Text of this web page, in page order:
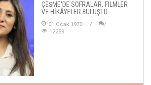
ÇEŞME'DE SOFRALAR, FİLMLER
VE HİKÂYELER BULUŞTU
01 Ocak 1970
12259